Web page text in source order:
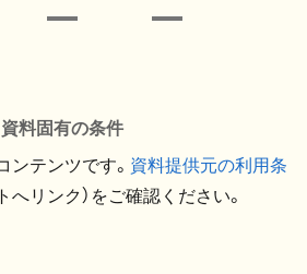
資料固有の条件
テンツです。 資料提供元の利用条
へリンク）をご確認ください。